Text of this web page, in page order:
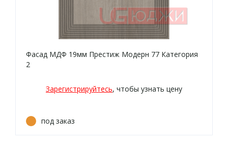
Фасад МДФ 19мм Престиж Модерн 77 Категория
2
Зарегистрируйтесь, чтобы узнать цену
под заказ